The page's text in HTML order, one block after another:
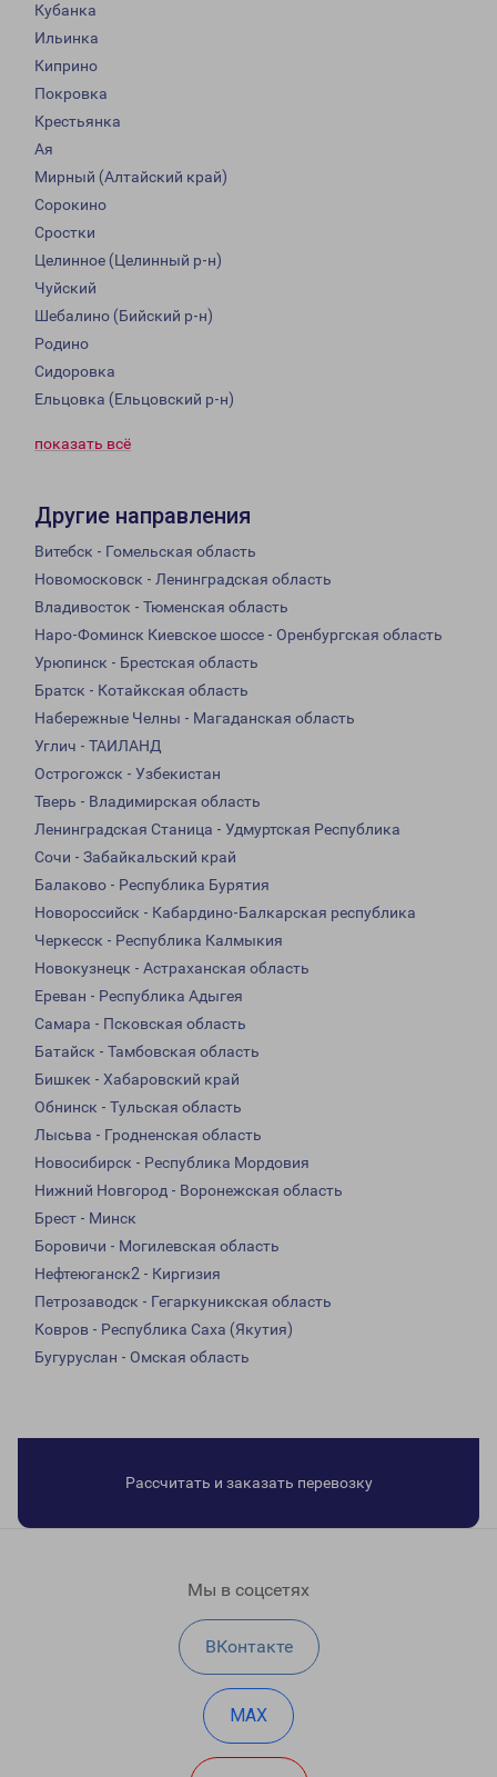
Кубанка
Ильинка
Киприно
Покровка
Крестьянка
Ая
Мирный (Алтайский край)
Сорокино
Сростки
Целинное (Целинный р-н)
Чуйский
Шебалино (Бийский р-н)
Родино
Сидоровка
Ельцовка (Ельцовский р-н)
показать всё
Другие направления
Витебск - Гомельская область
Новомосковск - Ленинградская область
Владивосток - Тюменская область
Наро-Фоминск Киевское шоссе - Оренбургская область
Урюпинск - Брестская область
Братск - Котайкская область
Набережные Челны - Магаданская область
Углич - ТАИЛАНД
Острогожск - Узбекистан
Тверь - Владимирская область
Ленинградская Станица - Удмуртская Республика
Сочи - Забайкальский край
Балаково - Республика Бурятия
Новороссийск - Кабардино-Балкарская республика
Черкесск - Республика Калмыкия
Новокузнецк - Астраханская область
Ереван - Республика Адыгея
Самара - Псковская область
Батайск - Тамбовская область
Бишкек - Хабаровский край
Обнинск - Тульская область
Лысьва - Гродненская область
Новосибирск - Республика Мордовия
Нижний Новгород - Воронежская область
Брест - Минск
Боровичи - Могилевская область
Нефтеюганск2 - Киргизия
Петрозаводск - Гегаркуникская область
Ковров - Республика Саха (Якутия)
Бугуруслан - Омская область
Рассчитать и заказать перевозку
Мы в соцсетях
ВКонтакте
MAX